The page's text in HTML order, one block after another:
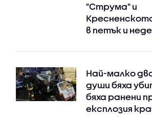
"Струма" и
в петък и
Най-малко
души бяха
бяха ранени
експлозия